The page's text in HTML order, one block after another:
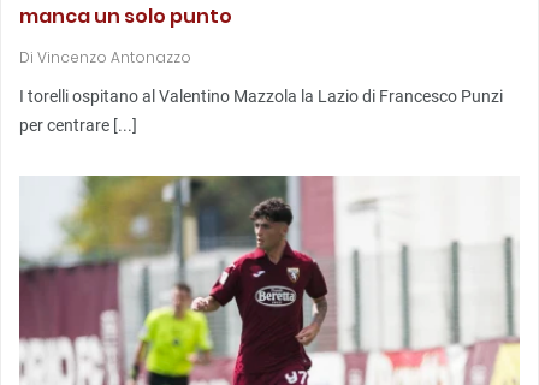
manca un solo punto
Di Vincenzo Antonazzo
I torelli ospitano al Valentino Mazzola la Lazio di Francesco Punzi
per centrare [...]